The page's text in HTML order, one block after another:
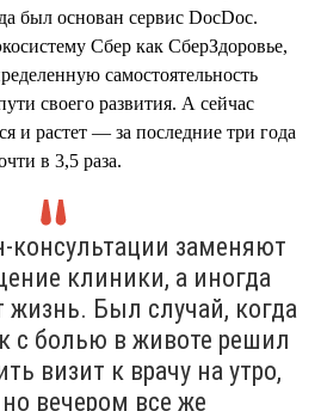
был основан сервис DocDoc.
Сбер как СберЗдоровье,
самостоятельность
своего развития. А сейчас
и растет — за последние три года
в 3,5 раза.
консультации заменяют
клиники, а иногда
жизнь. Был случай, когда
с болью в животе решил
визит к врачу на утро,
но вечером все же